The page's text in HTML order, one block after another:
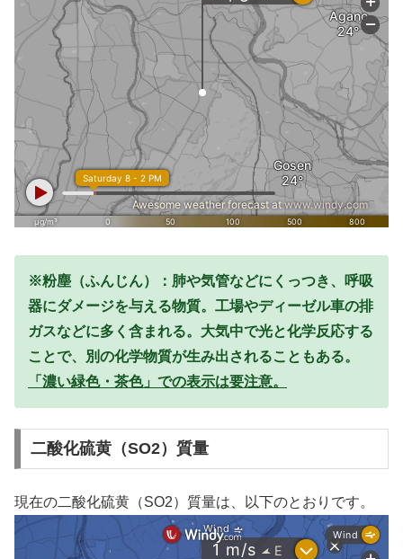
※粉塵（ふんじん）：肺や気管などにくっつき、呼吸
器にダメージを与える物質。工場やディーゼル車の排
ガスなどに多く含まれる。大気中で光と化学反応する
ことで、別の化学物質が生み出されることもある。
「濃い緑色・茶色」での表示は要注意。
二酸化硫黄（SO2）質量
現在の二酸化硫黄（SO2）質量は、以下のとおりです。